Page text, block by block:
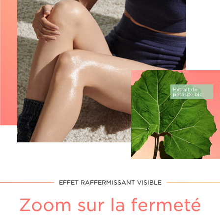
Extrait de
pétasite bio
EFFET RAFFERMISSANT VISIBLE
Zoom sur la fermeté